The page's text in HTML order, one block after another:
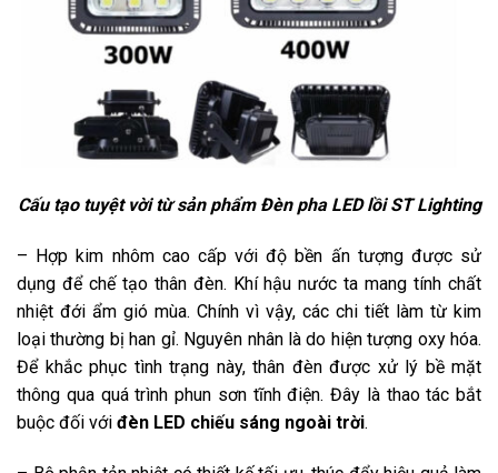
Cấu tạo tuyệt vời từ sản phẩm Đèn pha LED lồi ST Lighting
– Hợp kim nhôm cao cấp với độ bền ấn tượng được sử
dụng để chế tạo thân đèn. Khí hậu nước ta mang tính chất
nhiệt đới ẩm gió mùa. Chính vì vậy, các chi tiết làm từ kim
loại thường bị han gỉ. Nguyên nhân là do hiện tượng oxy hóa.
Để khắc phục tình trạng này, thân đèn được xử lý bề mặt
thông qua quá trình phun sơn tĩnh điện. Đây là thao tác bắt
buộc đối với đèn LED chiếu sáng ngoài trời.